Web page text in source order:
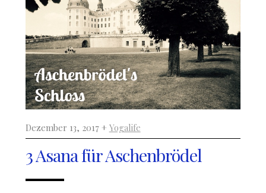
Dezember 13, 2017 + Yogalife
3 Asana für Aschenbrödel